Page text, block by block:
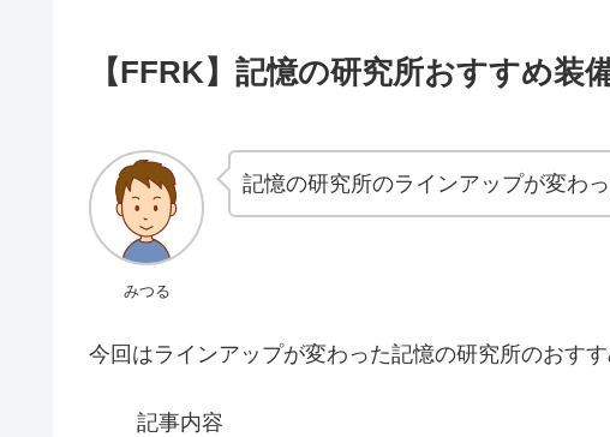
【FFRK】記憶の研究所おすすめ装
みつる
記憶の研究所のラインアップが変わ
今回はラインアップが変わった記憶の研究所のおすす
記事内容